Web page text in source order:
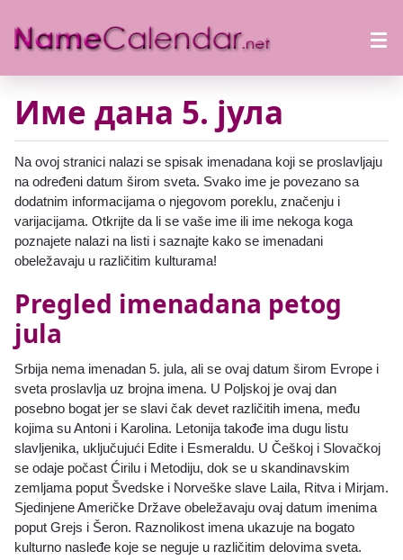
Име дана 5. јула
Na ovoj stranici nalazi se spisak imenadana koji se proslavljaju
na određeni datum širom sveta. Svako ime je povezano sa
dodatnim informacijama o njegovom poreklu, značenju i
varijacijama. Otkrijte da li se vaše ime ili ime nekoga koga
poznajete nalazi na listi i saznajte kako se imenadani
obeležavaju u različitim kulturama!
Pregled imenadana petog
jula
Srbija nema imenadan 5. jula, ali se ovaj datum širom Evrope i
sveta proslavlja uz brojna imena. U Poljskoj je ovaj dan
posebno bogat jer se slavi čak devet različitih imena, među
kojima su Antoni i Karolina. Letonija takođe ima dugu listu
slavljenika, uključujući Edite i Esmeraldu. U Češkoj i Slovačkoj
se odaje počast Ćirilu i Metodiju, dok se u skandinavskim
zemljama poput Švedske i Norveške slave Laila, Ritva i Mirjam.
Sjedinjene Američke Države obeležavaju ovaj datum imenima
poput Grejs i Šeron. Raznolikost imena ukazuje na bogato
kulturno nasleđe koje se neguje u različitim delovima sveta.